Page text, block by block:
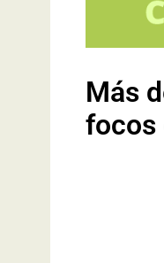
Más
focos